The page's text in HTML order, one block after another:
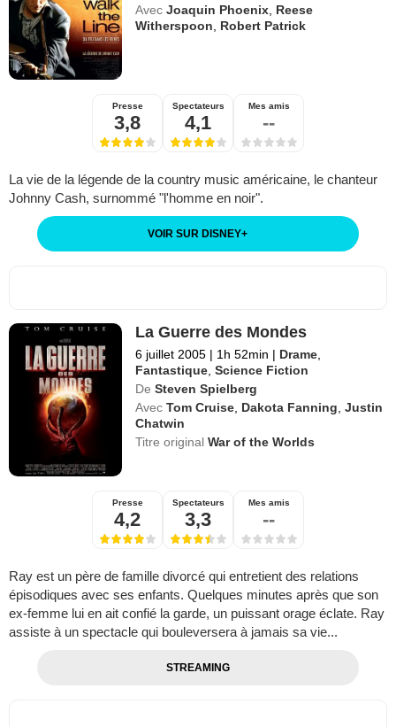
Avec Joaquin Phoenix Reese
Witherspoon
Robert Patrick
Presse
3,8
Spectateurs
4,1
Mes amis
--
La vie de la légende de la country music américaine, le chanteur
Johnny Cash, surnommé "l'homme en noir".
VOIR SUR DISNEY+
La Guerre des Mondes
6 juillet 2005 | 1h 52min | Drame
Fantastique ,Science Fiction
De Steven Spielberg
Avec Tom Cruise Dakota Fanning ,Justin
Chatwin
Titre originalWar of the Worlds
Presse
4,2
Spectateurs
3,3
Mes amis
--
Ray est un père de famille divorcé qui entretient des relations
épisodiques avec ses enfants. Quelques minutes après que son
ex-femme lui en ait confié la garde, un puissant orage éclate. Ray
assiste à un spectacle qui bouleversera à jamais sa vie...
STREAMING